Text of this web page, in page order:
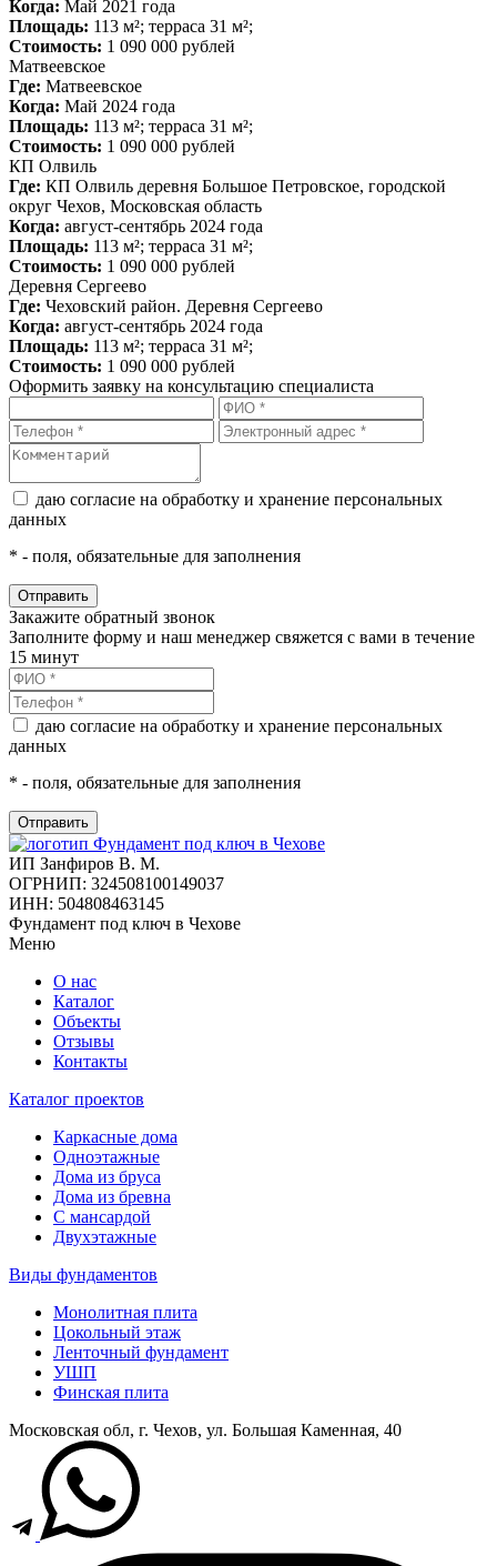
Когда: Май 2021 года
Площадь: 113 м²; терраса 31 м²;
Стоимость: 1 090 000 рублей
Матвеевское
Где: Матвеевское
Когда: Май 2024 года
Площадь: 113 м²; терраса 31 м²;
Стоимость: 1 090 000 рублей
КП Олвиль
Где: КП Олвиль деревня Большое Петровское, городской
округ Чехов, Московская область
Когда: август-сентябрь 2024 года
Площадь: 113 м²; терраса 31 м²;
Стоимость: 1 090 000 рублей
Деревня Сергеево
Где: Чеховский район. Деревня Сергеево
Когда: август-сентябрь 2024 года
Площадь: 113 м²; терраса 31 м²;
Стоимость: 1 090 000 рублей
Оформить заявку на консультацию специалиста
даю согласие на обработку и хранение персональных
данных
* - поля, обязательные для заполнения
Закажите обратный звонок
Заполните форму и наш менеджер свяжется с вами в течение
15 минут
даю согласие на обработку и хранение персональных
данных
* - поля, обязательные для заполнения
ИП Занфиров В. М.
ОГРНИП: 324508100149037
ИНН: 504808463145
Фундамент под ключ в Чехове
Меню
О нас
Каталог
Объекты
Отзывы
Контакты
Каталог проектов
Каркасные дома
Одноэтажные
Дома из бруса
Дома из бревна
С мансардой
Двухэтажные
Виды фундаментов
Монолитная плита
Цокольный этаж
Ленточный фундамент
УШП
Финская плита
Московская обл, г. Чехов, ул. Большая Каменная, 40